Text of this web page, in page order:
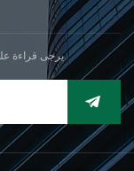
يرجى قراءة على، البقاء نشر، اشترك، ونرحب بكم أن تخبرنا بما تحظى به.